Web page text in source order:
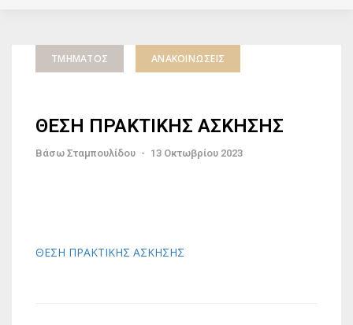
ΤΜΉΜΑΤΟΣ ΑΝΑΚΟΙΝΏΣΕΙΣ
ΘΕΣΗ ΠΡΑΚΤΙΚΗΣ ΑΣΚΗΣΗΣ
Βάσω Σταμπουλίδου - 13 Οκτωβρίου 2023
ΘΕΣΗ ΠΡΑΚΤΙΚΗΣ ΑΣΚΗΣΗΣ